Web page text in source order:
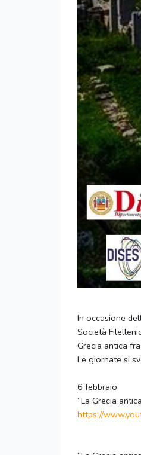
In occasione
Società
Grecia antica
Le giornate si
6 febbraio
“La Grecia
https://